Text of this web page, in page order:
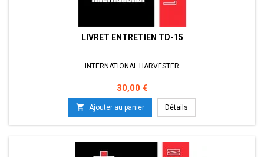
LIVRET ENTRETIEN TD-15
INTERNATIONAL HARVESTER
Prix
30,00 €
 Ajouter au panier Détails